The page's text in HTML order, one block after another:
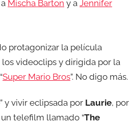
Mischa Barton y a Jennifer
protagonizar la película
los videoclips y dirigida por la
Super Mario Bros”. No digo más.
” y vivir eclipsada por Laurie, por
telefilm llamado “The